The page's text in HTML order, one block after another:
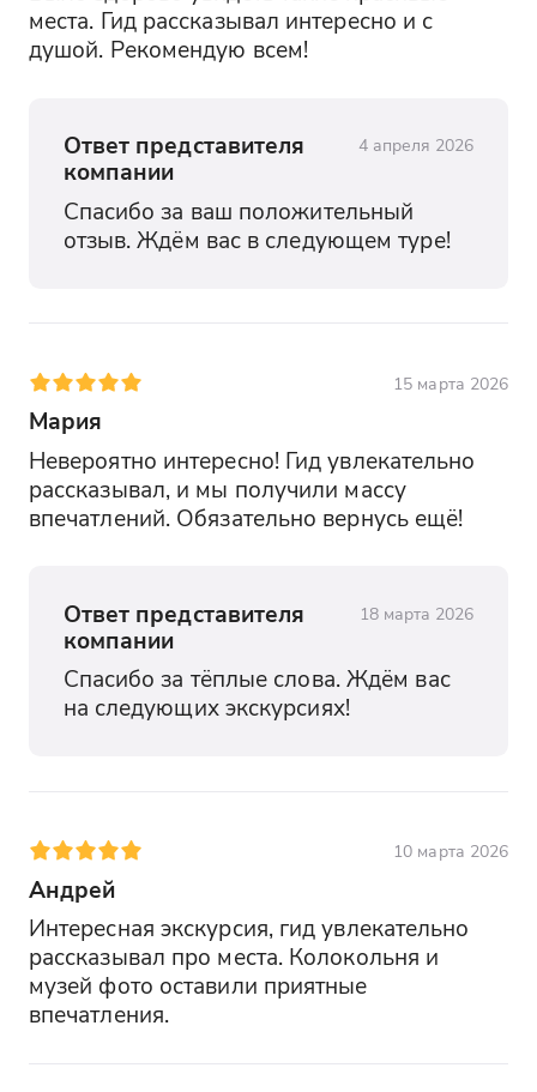
места. Гид рассказывал интересно и с
душой. Рекомендую всем!
Ответ представителя
компании
4 апреля 2026
Спасибо за ваш положительный
отзыв. Ждём вас в следующем туре!
15 марта 2026
Мария
Невероятно интересно! Гид увлекательно
рассказывал, и мы получили массу
впечатлений. Обязательно вернусь ещё!
Ответ представителя
компании
18 марта 2026
Спасибо за тёплые слова. Ждём вас
на следующих экскурсиях!
10 марта 2026
Андрей
Интересная экскурсия, гид увлекательно
рассказывал про места. Колокольня и
музей фото оставили приятные
впечатления.